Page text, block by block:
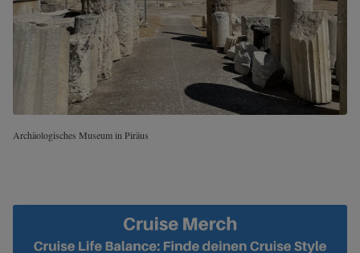
Archäologisches Museum in Piräus